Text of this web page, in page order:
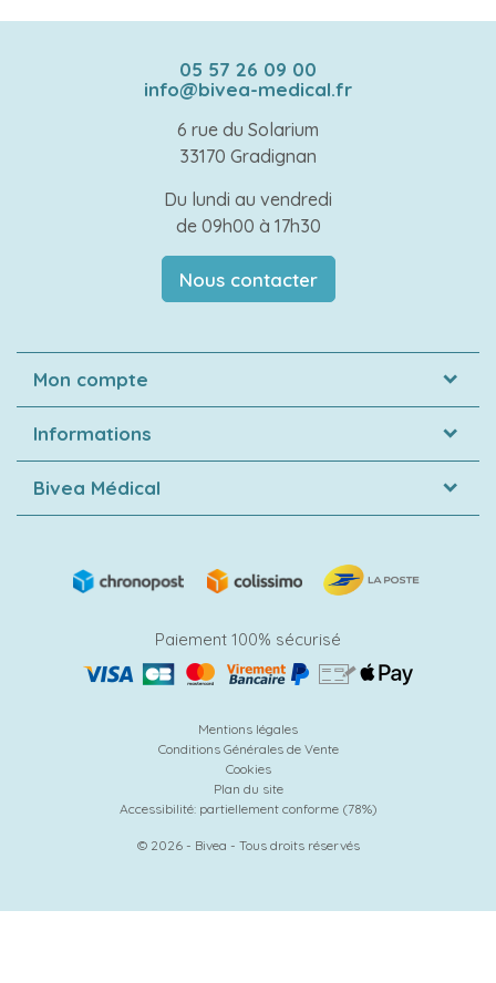
05 57 26 09 00
info@bivea-medical.fr
6 rue du Solarium
33170 Gradignan
Du lundi au vendredi
de 09h00 à 17h30
Nous contacter
Mon compte
Informations
Bivea Médical
Paiement 100% sécurisé
Mentions légales
Conditions Générales de Vente
Cookies
Plan du site
Accessibilité: partiellement conforme (78%)
© 2026 - Bivea - Tous droits réservés